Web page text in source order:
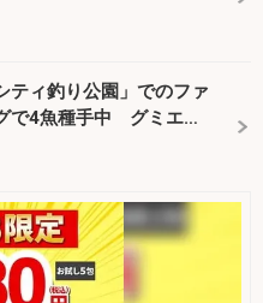
ティ釣り公園」でのファ
で4魚種手中 グミエ